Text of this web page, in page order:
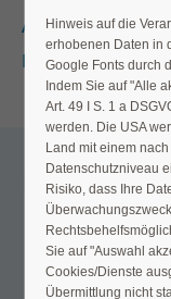
Aktuell bieten wir
Erste Hilfe Kurse
27
OKT
Hinweis auf die
erhobenen Daten in
Google Fonts durch
Indem Sie auf "Alle
Art. 49 I S. 1 a
werden. Die USA
Land mit einem
Datenschutzniveau
Risiko, dass Ihre
Sie auf "Auswahl
Cookies/Dienste
Übermittlung nicht